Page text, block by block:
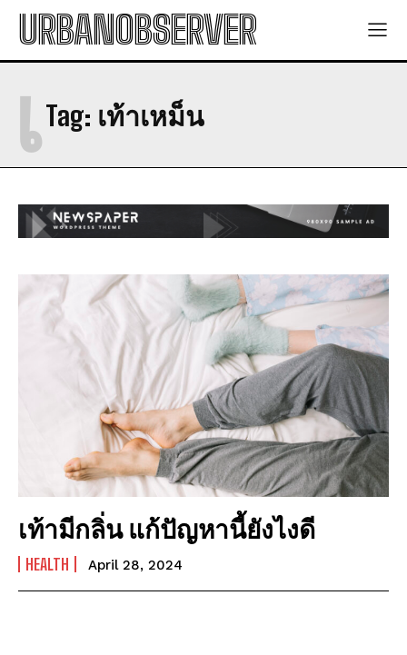
URBANOBSERVER
Tag: เท้าเหม็น
เ
เท้ามีกลิ่น แก้ปัญหานี้ยังไงดี
HEALTH April 28, 2024